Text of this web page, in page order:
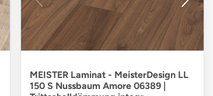
MEISTER Laminat - MeisterDesign LL
150 S Nussbaum Amore 06389 |